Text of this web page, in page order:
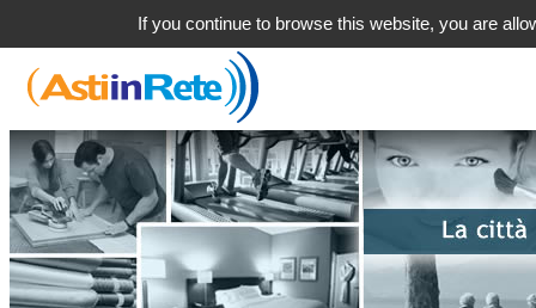
If you continue to browse this website, you are